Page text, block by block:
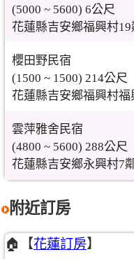
(5000 ~ 5600) 6公尺
花蓮縣吉安鄉福興村
櫻田野民宿
(1500 ~ 1500) 214公尺
花蓮縣吉安鄉福興村福
雲萍雅舍民宿
(4800 ~ 5600) 288公尺
花蓮縣吉安鄉永興村7
附近訂房
🏠【花蓮訂房】